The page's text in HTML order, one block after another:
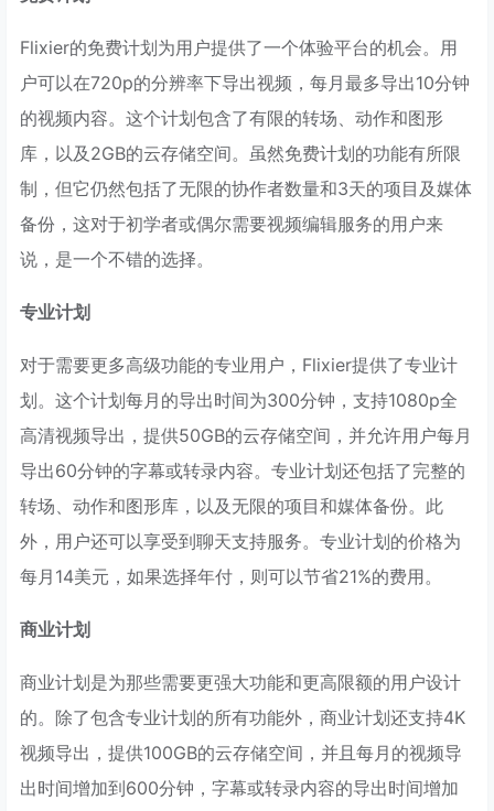
Flixier的免费计划为用户提供了一个体验平台的机会。用
户可以在720p的分辨率下导出视频，每月最多导出10分钟
的视频内容。这个计划包含了有限的转场、动作和图形
库，以及2GB的云存储空间。虽然免费计划的功能有所限
制，但它仍然包括了无限的协作者数量和3天的项目及媒体
备份，这对于初学者或偶尔需要视频编辑服务的用户来
说，是一个不错的选择。
专业计划
对于需要更多高级功能的专业用户，Flixier提供了专业计
划。这个计划每月的导出时间为300分钟，支持1080p全
高清视频导出，提供50GB的云存储空间，并允许用户每月
导出60分钟的字幕或转录内容。专业计划还包括了完整的
转场、动作和图形库，以及无限的项目和媒体备份。此
外，用户还可以享受到聊天支持服务。专业计划的价格为
每月14美元，如果选择年付，则可以节省21%的费用。
商业计划
商业计划是为那些需要更强大功能和更高限额的用户设计
的。除了包含专业计划的所有功能外，商业计划还支持4K
视频导出，提供100GB的云存储空间，并且每月的视频导
出时间增加到600分钟，字幕或转录内容的导出时间增加